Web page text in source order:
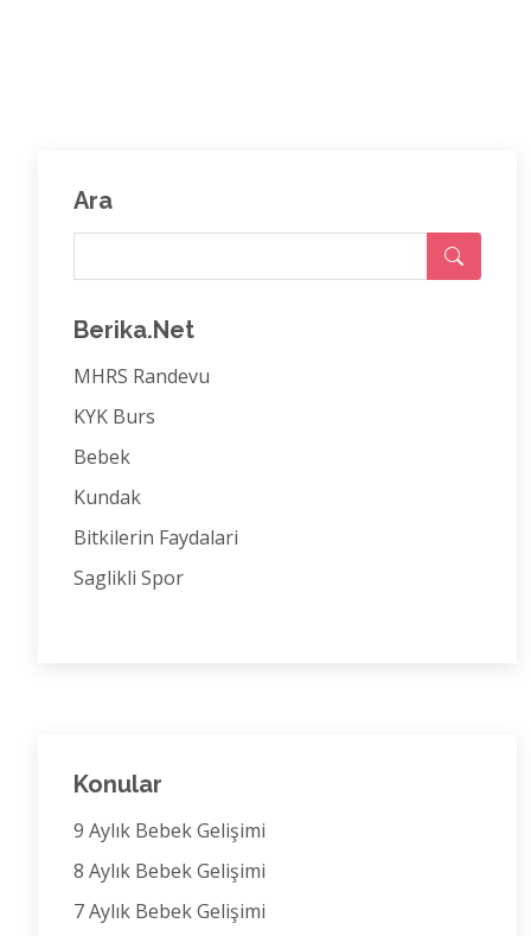
Ara
Berika.Net
MHRS Randevu
KYK Burs
Bebek
Kundak
Bitkilerin Faydalari
Saglikli Spor
Konular
9 Aylık Bebek Gelişimi
8 Aylık Bebek Gelişimi
7 Aylık Bebek Gelişimi